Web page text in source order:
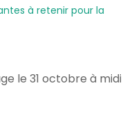
à retenir pour la
le 31 octobre à midi